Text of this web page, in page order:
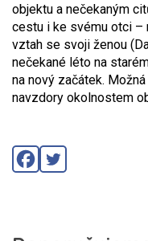
objektu a nečekaným
cestu i ke svému otci –
vztah se svoji ženou
nečekané léto na
na nový začátek.
navzdory okolnostem